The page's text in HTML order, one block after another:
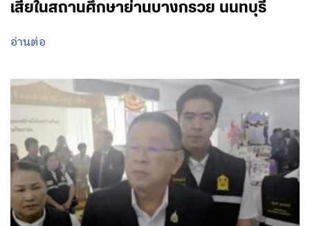
เสียในสถานศึกษาย่านบางกรวย นนทบุรี
อ่านต่อ